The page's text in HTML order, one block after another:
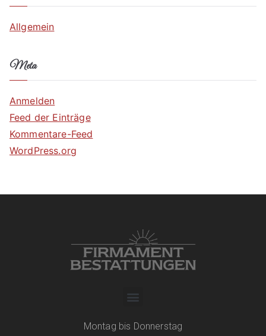
Allgemein
Meta
Anmelden
Feed der Einträge
Kommentare-Feed
WordPress.org
Montag bis Donnerstag